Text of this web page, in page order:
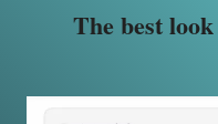
The best